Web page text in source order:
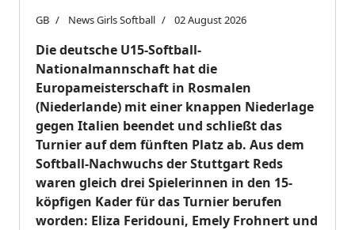
GB News Girls Softball 02 August 2026
Die deutsche U15-Softball-
Nationalmannschaft hat die
Europameisterschaft in Rosmalen
(Niederlande) mit einer knappen Niederlage
gegen Italien beendet und schließt das
Turnier auf dem fünften Platz ab. Aus dem
Softball-Nachwuchs der Stuttgart Reds
waren gleich drei Spielerinnen in den 15-
köpfigen Kader für das Turnier berufen
worden: Eliza Feridouni, Emely Frohnert und